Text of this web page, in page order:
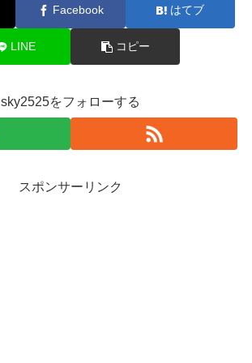
Facebook はてブ
LINE コピー
sky2525をフォローする
スポンサーリンク